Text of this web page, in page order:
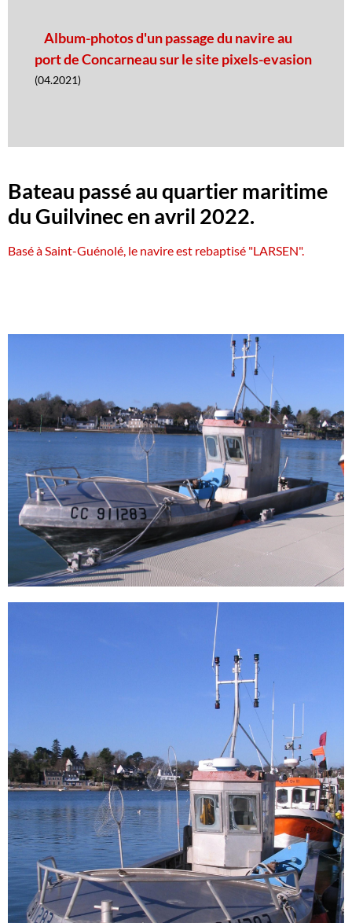
Album-photos d'un passage du navire au
port de Concarneau sur le site pixels-evasion
(04.2021)
Bateau passé au quartier maritime
du Guilvinec en avril 2022.
Basé à Saint-Guénolé, le navire est rebaptisé "LARSEN".